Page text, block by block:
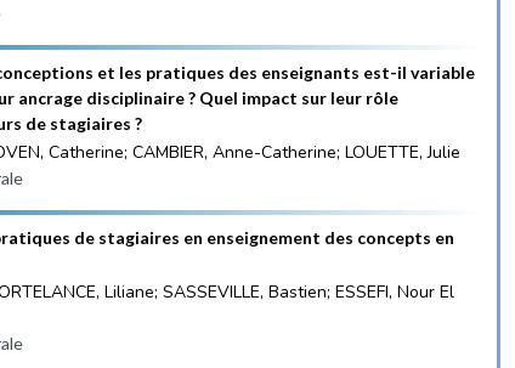
et les pratiques des enseignants est-il variable
ancrage disciplinaire ? Quel impact sur leur rôle
de stagiaires ?
Catherine; CAMBIER, Anne-Catherine; LOUETTE, Julie
de stagiaires en enseignement des concepts en
Liliane; SASSEVILLE, Bastien; ESSEFI, Nour El